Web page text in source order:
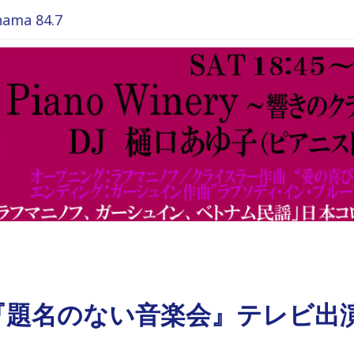
84.7
名のない音楽会』テレビ出